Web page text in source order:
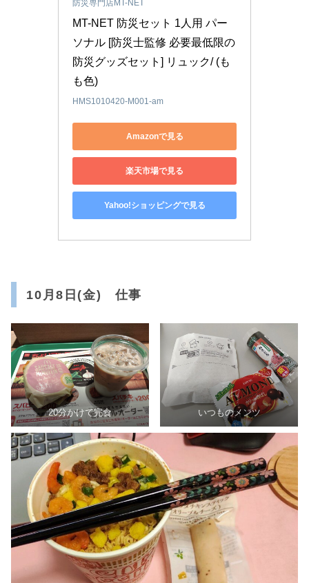
防災専門店MT-NET
MT-NET 防災セット 1人用 パー
ソナル [防災士監修 必要最低限の
防災グッズセット] リュック/ (も
も色)
HMS1010420-M001-am
Amazonで見る
楽天市場で見る
Yahoo!ショッピングで見る
10月8日(金) 仕事
20分かけて完食 いつものメンツ